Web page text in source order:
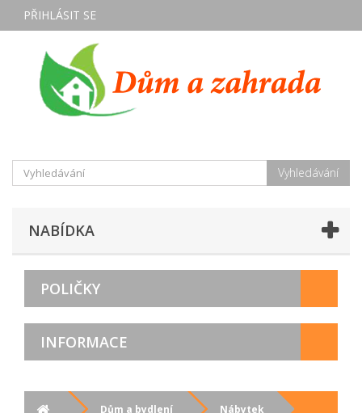
PŘIHLÁSIT SE
Vyhledávání
NABÍDKA
POLIČKY
INFORMACE
Dům a bydlení Nábytek